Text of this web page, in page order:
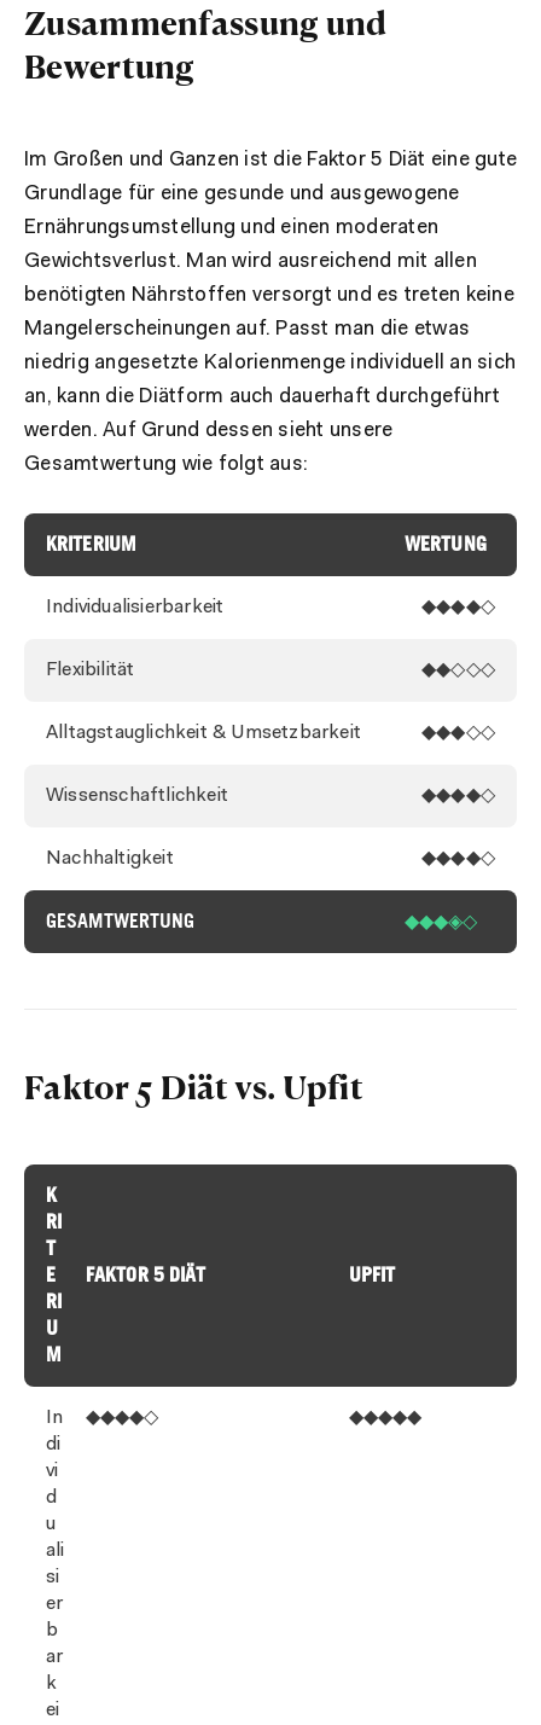
Zusammenfassung und
Bewertung
Im Großen und Ganzen ist die Faktor 5 Diät eine gute
Grundlage für eine gesunde und ausgewogene
Ernährungsumstellung und einen moderaten
Gewichtsverlust. Man wird ausreichend mit allen
benötigten Nährstoffen versorgt und es treten keine
Mangelerscheinungen auf. Passt man die etwas
niedrig angesetzte Kalorienmenge individuell an sich
an, kann die Diätform auch dauerhaft durchgeführt
werden. Auf Grund dessen sieht unsere
Gesamtwertung wie folgt aus:
KRITERIUM WERTUNG
Individualisierbarkeit ◆◆◆◆◇
Flexibilität ◆◆◇◇◇
Alltagstauglichkeit & Umsetzbarkeit ◆◆◆◇◇
Wissenschaftlichkeit ◆◆◆◆◇
Nachhaltigkeit ◆◆◆◆◇
GESAMTWERTUNG ◆◆◆◈◇
Faktor 5 Diät vs. Upfit
K
RI
T
E
RI
U
M
FAKTOR 5 DIÄT UPFIT
In
di
vi
d
u
ali
si
er
b
ar
k
ei
◆◆◆◆◇ ◆◆◆◆◆